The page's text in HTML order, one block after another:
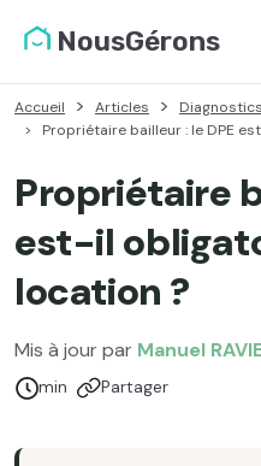
NousGérons
Accueil Articles
Propriétaire bailleur : le DPE
Propriétaire
est-il
location ?
Mis à jour par Manuel
Temps de lecture :
min Partager